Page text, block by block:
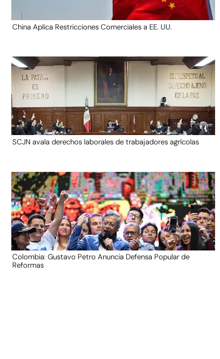
China Aplica Restricciones Comerciales a EE. UU.
SCJN avala derechos laborales de trabajadores agrícolas
Colombia: Gustavo Petro Anuncia Defensa Popular de
Reformas